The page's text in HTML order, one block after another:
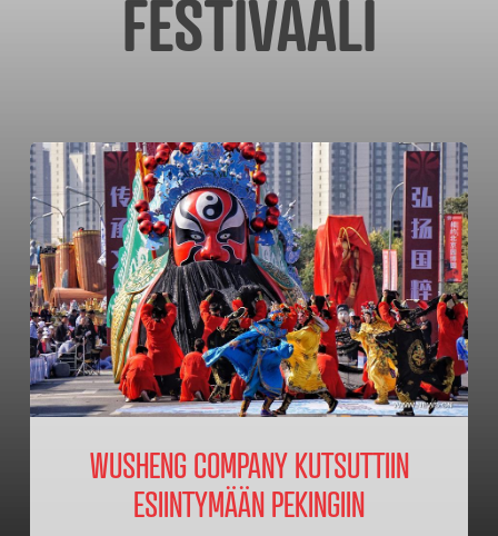
FESTIVAALI
WUSHENG COMPANY KUTSUTTIIN
ESIINTYMÄÄN PEKINGIIN